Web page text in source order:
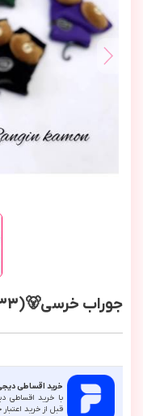
جوراب خرسی🐻(3933)
خرید اقساطی
با خرید اقساطی
قبل از خرید